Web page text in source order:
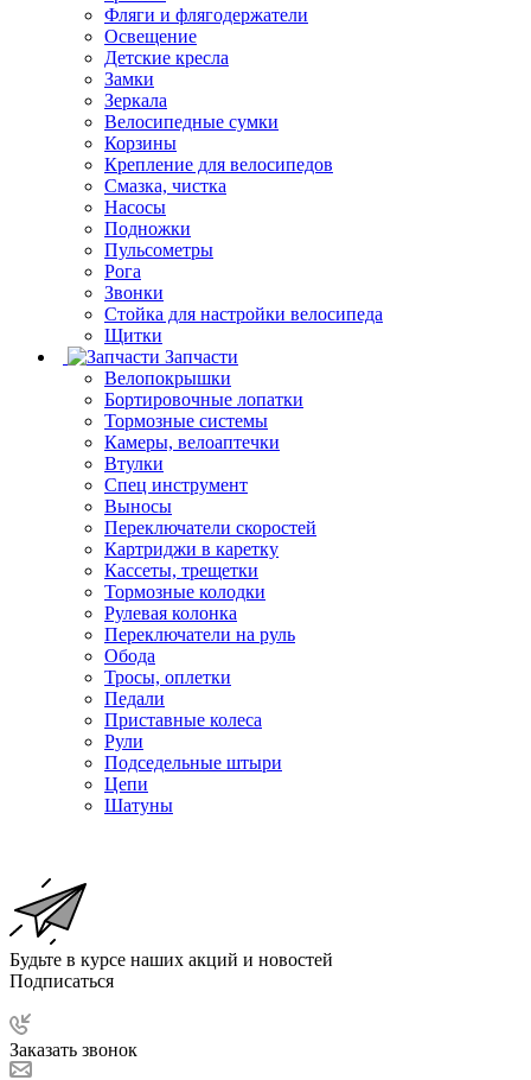
Фляги и флягодержатели
Освещение
Детские кресла
Замки
Зеркала
Велосипедные сумки
Корзины
Крепление для велосипедов
Смазка, чистка
Насосы
Подножки
Пульсометры
Рога
Звонки
Стойка для настройки велосипеда
Щитки
Запчасти
Велопокрышки
Бортировочные лопатки
Тормозные системы
Камеры, велоаптечки
Втулки
Спец инструмент
Выносы
Переключатели скоростей
Картриджи в каретку
Кассеты, трещетки
Тормозные колодки
Рулевая колонка
Переключатели на руль
Обода
Тросы, оплетки
Педали
Приставные колеса
Рули
Подседельные штыри
Цепи
Шатуны
Будьте в курсе наших акций и новостей
Подписаться
Заказать звонок